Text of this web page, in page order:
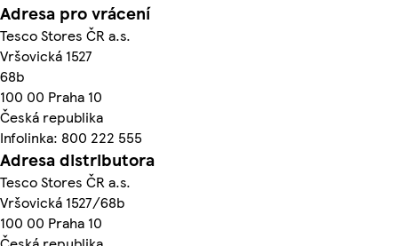
Adresa pro vrácení
Tesco Stores ČR a.s.
Vršovická 1527
68b
100 00 Praha 10
Česká republika
Infolinka: 800 222 555
Adresa distributora
Tesco Stores ČR a.s.
Vršovická 1527/68b
100 00 Praha 10